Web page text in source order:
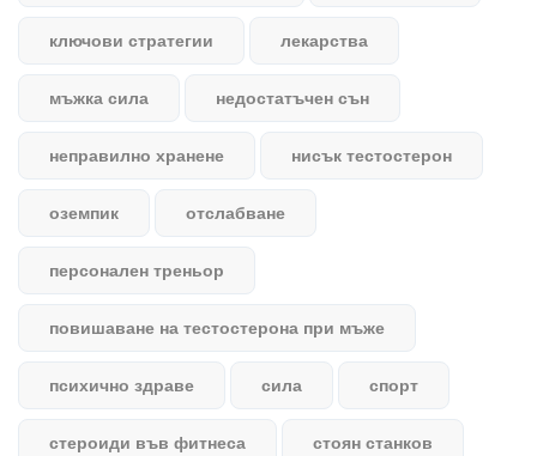
ключови стратегии лекарства
мъжка сила недостатъчен сън
неправилно хранене нисък тестостерон
оземпик отслабване
персонален треньор
повишаване на тестостерона при мъже
психично здраве сила спорт
стероиди във фитнеса стоян станков